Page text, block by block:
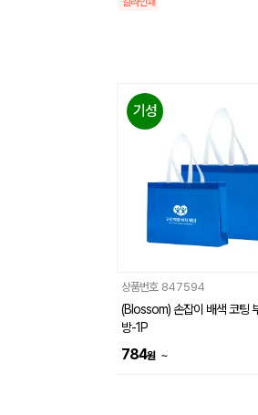
기성
상품번호 847594
(Blossom) 손잡이 배색 코팅
방-1P
784원 ~